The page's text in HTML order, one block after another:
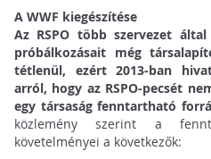
A WWF kiegészítése
Az RSPO több szervezet
próbálkozásait még
tétlenül, ezért 2013-ban
arról, hogy az RSPO-pecsét
egy társaság fenntartható
közlemény szerint a
követelményei a következők: